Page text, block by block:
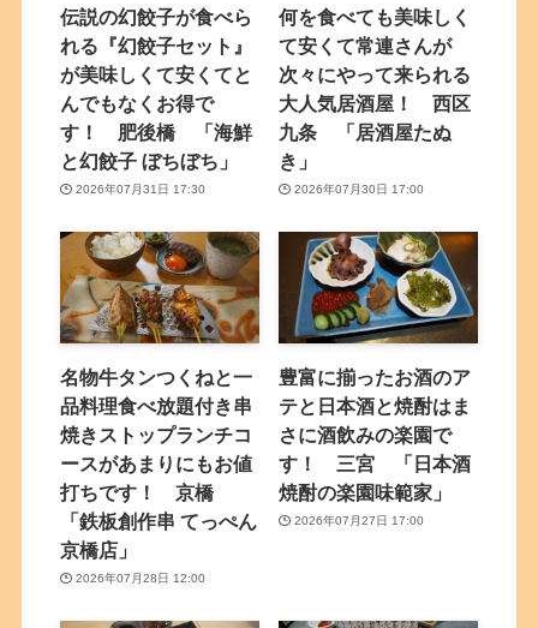
伝説の幻餃子が食べら
れる『幻餃子セット』
が美味しくて安くてと
んでもなくお得で
す！ 肥後橋 「海鮮
と幻餃子 ぼちぼち」
2026年07月31日 17:30
何を食べても美味しく
て安くて常連さんが
次々にやって来られる
大人気居酒屋！ 西区
九条 「居酒屋たぬ
き」
2026年07月30日 17:00
名物牛タンつくねと一
品料理食べ放題付き串
焼きストップランチコ
ースがあまりにもお値
打ちです！ 京橋
「鉄板創作串 てっぺん
京橋店」
2026年07月28日 12:00
豊富に揃ったお酒のア
テと日本酒と焼酎はま
さに酒飲みの楽園で
す！ 三宮 「日本酒
焼酎の楽園味範家」
2026年07月27日 17:00